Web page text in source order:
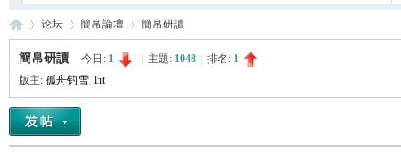
简 »
论坛
›
簡帛論壇
›
簡帛研讀
簡帛研讀 今日: 1 主題: 1048 排名: 1
版主: 孤舟钓雪, lht